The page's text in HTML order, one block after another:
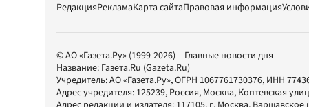
РедакцияРекламаКарта сайтаПравовая информация
© АО «Газета.Ру» (1999-2026) – Главные новости дня
Название: Газета.Ru (Gazeta.Ru)
Учредитель:АО «Газета.Ру», ОГРН 1067761730376, ИНН
Адрес учредителя: 125239, Россия, Москва, Коптевская